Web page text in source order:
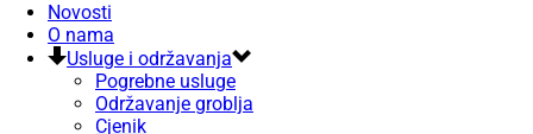
Novosti
O nama
Usluge i održavanja
Pogrebne usluge
Održavanje groblja
Cjenik